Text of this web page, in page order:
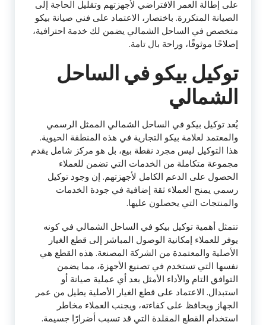
على إطالة العمر الافتراضي لأجهزتهم وتقليل الحاجة إلى
الصيانة المتكررة. باختصار، الاعتماد على فني صيانة بيكو
متخصص في الساحل الشمالي يضمن لك خدمة احترافية،
إصلاحًا موثوقًا، وراحة بال تامة.
توكيل بيكو في الساحل
الشمالي
يُعد توكيل بيكو في الساحل الشمالي الممثل الرسمي
والمعتمد لعلامة بيكو التجارية في هذه المنطقة الحيوية.
هذا التوكيل ليس مجرد نقطة بيع، بل هو مركز شامل يقدم
مجموعة متكاملة من الخدمات التي تضمن للعملاء
الحصول على الدعم الكامل لأجهزتهم. إن وجود توكيل
رسمي يمنح العملاء ثقة إضافية في جودة الخدمات
والمنتجات التي يحصلون عليها.
تتمثل أهمية توكيل بيكو في الساحل الشمالي في كونه
يوفر للعملاء إمكانية الوصول المباشر إلى قطع الغيار
الأصلية والمعتمدة من الشركة المصنعة. هذه القطع هي
نفسها التي تستخدم في تصنيع الأجهزة، مما يضمن
التوافق التام والأداء الأمثل بعد أي عملية صيانة أو
استبدال. الاعتماد على قطع الغيار الأصلية يطيل من عمر
الجهاز ويحافظ على كفاءته، ويجنب العملاء مخاطر
استخدام القطع المقلدة التي قد تسبب أضرارًا جسيمة.